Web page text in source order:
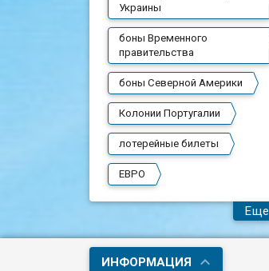
Украины
боны Временного
правительства
боны Северной Америки
Колонии Португалии
лотерейные билеты
ЕВРО
Еще
ИНФОРМАЦИЯ